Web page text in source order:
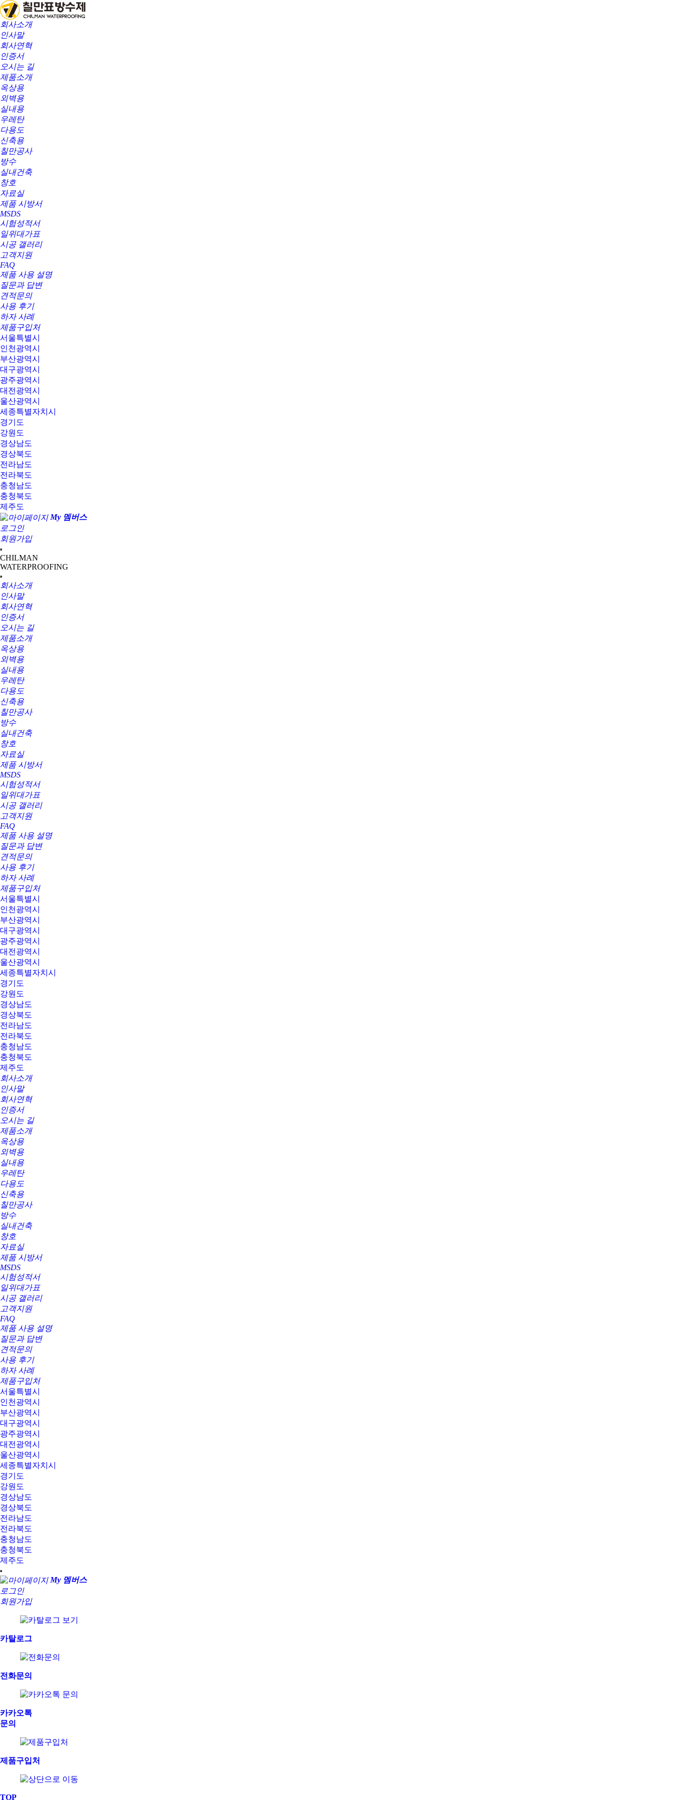
회사소개
인사말
회사연혁
인증서
오시는 길
제품소개
옥상용
외벽용
실내용
우레탄
다용도
신축용
칠만공사
방수
실내건축
창호
자료실
제품 시방서
MSDS
시험성적서
일위대가표
시공 갤러리
고객지원
FAQ
제품 사용 설명
질문과 답변
견적문의
사용 후기
하자 사례
제품구입처
서울특별시
인천광역시
부산광역시
대구광역시
광주광역시
대전광역시
울산광역시
세종특별자치시
경기도
강원도
경상남도
경상북도
전라남도
전라북도
충청남도
충청북도
제주도
My 멤버스
로그인
회원가입
CHILMAN
WATERPROOFING
회사소개
인사말
회사연혁
인증서
오시는 길
제품소개
옥상용
외벽용
실내용
우레탄
다용도
신축용
칠만공사
방수
실내건축
창호
자료실
제품 시방서
MSDS
시험성적서
일위대가표
시공 갤러리
고객지원
FAQ
제품 사용 설명
질문과 답변
견적문의
사용 후기
하자 사례
제품구입처
서울특별시
인천광역시
부산광역시
대구광역시
광주광역시
대전광역시
울산광역시
세종특별자치시
경기도
강원도
경상남도
경상북도
전라남도
전라북도
충청남도
충청북도
제주도
회사소개
인사말
회사연혁
인증서
오시는 길
제품소개
옥상용
외벽용
실내용
우레탄
다용도
신축용
칠만공사
방수
실내건축
창호
자료실
제품 시방서
MSDS
시험성적서
일위대가표
시공 갤러리
고객지원
FAQ
제품 사용 설명
질문과 답변
견적문의
사용 후기
하자 사례
제품구입처
서울특별시
인천광역시
부산광역시
대구광역시
광주광역시
대전광역시
울산광역시
세종특별자치시
경기도
강원도
경상남도
경상북도
전라남도
전라북도
충청남도
충청북도
제주도
My 멤버스
로그인
회원가입
카탈로그
전화문의
카카오톡
문의
제품구입처
TOP